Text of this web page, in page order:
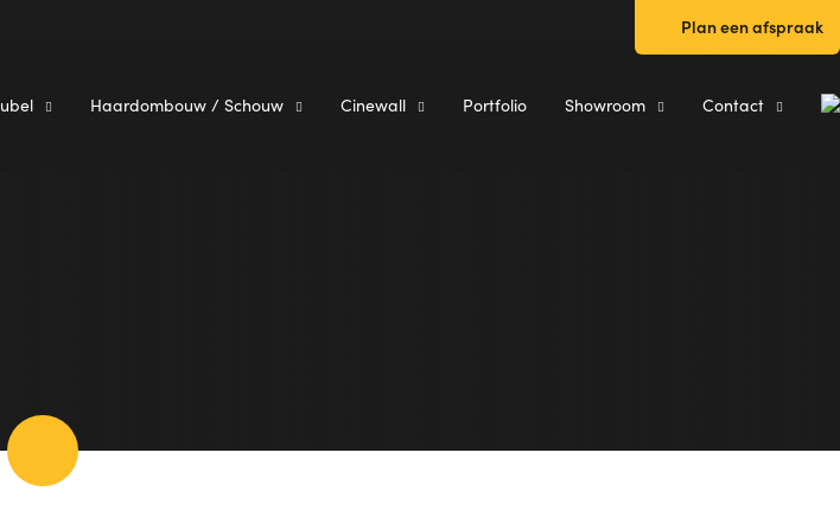
Plan een afspraak
Haardombouw / Schouw Cinewall Portfolio Showroom Contact